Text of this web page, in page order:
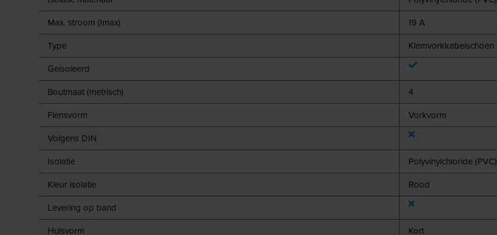
Max. stroom (Imax)
19 A
Type
Klemvorkkabelschoen
Geïsoleerd
Boutmaat (metrisch)
4
Flensvorm
Vorkvorm
Volgens DIN
Isolatie
Polyvinylchloride (PVC)
Kleur isolatie
Rood
Levering op band
Hulsvorm
Kort